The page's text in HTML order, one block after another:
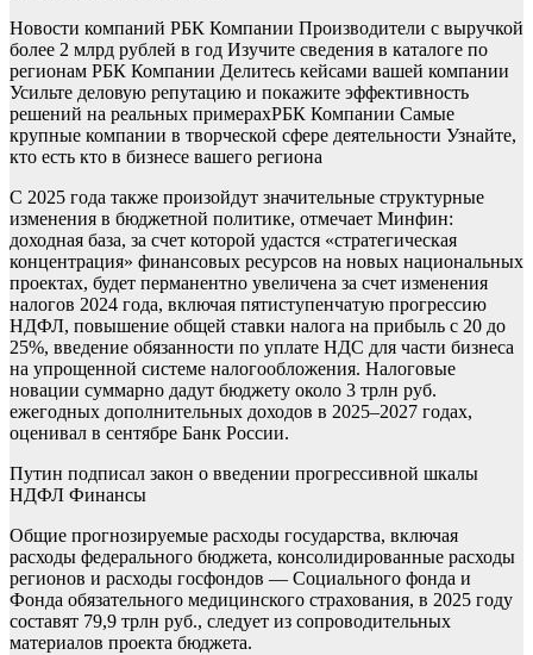
Новости компаний РБК Компании Производители с выручкой
более 2 млрд рублей в год Изучите сведения в каталоге по
регионам РБК Компании Делитесь кейсами вашей компании
Усильте деловую репутацию и покажите эффективность
решений на реальных примерахРБК Компании Самые
крупные компании в творческой сфере деятельности Узнайте,
кто есть кто в бизнесе вашего региона
С 2025 года также произойдут значительные структурные
изменения в бюджетной политике, отмечает Минфин:
доходная база, за счет которой удастся «стратегическая
концентрация» финансовых ресурсов на новых национальных
проектах, будет перманентно увеличена за счет изменения
налогов 2024 года, включая пятиступенчатую прогрессию
НДФЛ, повышение общей ставки налога на прибыль с 20 до
25%, введение обязанности по уплате НДС для части бизнеса
на упрощенной системе налогообложения. Налоговые
новации суммарно дадут бюджету около 3 трлн руб.
ежегодных дополнительных доходов в 2025–2027 годах,
оценивал в сентябре Банк России.
Путин подписал закон о введении прогрессивной шкалы
НДФЛ Финансы
Общие прогнозируемые расходы государства, включая
расходы федерального бюджета, консолидированные расходы
регионов и расходы госфондов — Социального фонда и
Фонда обязательного медицинского страхования, в 2025 году
составят 79,9 трлн руб., следует из сопроводительных
материалов проекта бюджета.